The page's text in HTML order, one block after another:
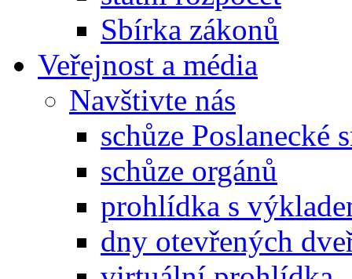
Sbírka zákonů
Veřejnost a média
Navštivte nás
schůze Poslanecké
schůze orgánů
prohlídka s
dny otevřených